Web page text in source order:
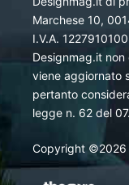
Marchese 10,
I.V.A.
Designmag.it
viene aggiornato
pertanto
legge n. 62 del
Copyright ©2026